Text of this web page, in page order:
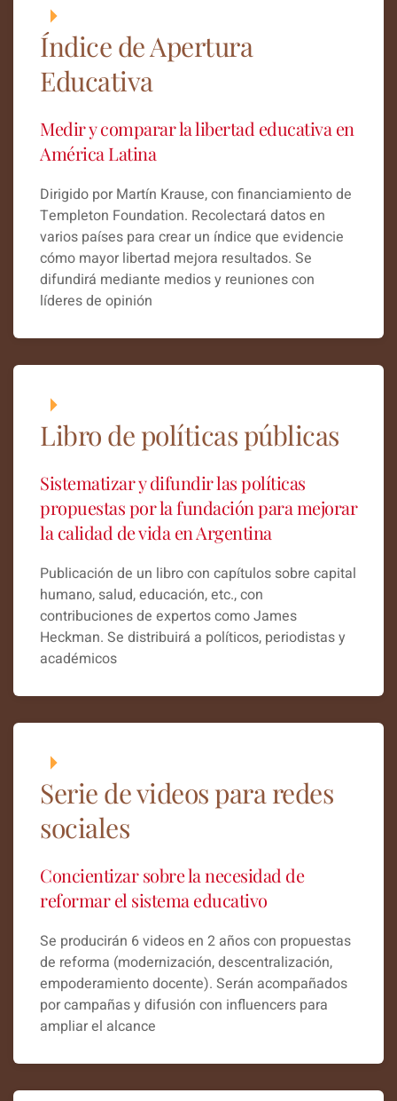
Índice de Apertura
Educativa
Medir y comparar la libertad educativa en
América Latina
Dirigido por Martín Krause, con financiamiento de
Templeton Foundation. Recolectará datos en
varios países para crear un índice que evidencie
cómo mayor libertad mejora resultados. Se
difundirá mediante medios y reuniones con
líderes de opinión
Libro de políticas públicas
Sistematizar y difundir las políticas
propuestas por la fundación para mejorar
la calidad de vida en Argentina
Publicación de un libro con capítulos sobre capital
humano, salud, educación, etc., con
contribuciones de expertos como James
Heckman. Se distribuirá a políticos, periodistas y
académicos
Serie de videos para redes
sociales
Concientizar sobre la necesidad de
reformar el sistema educativo
Se producirán 6 videos en 2 años con propuestas
de reforma (modernización, descentralización,
empoderamiento docente). Serán acompañados
por campañas y difusión con influencers para
ampliar el alcance